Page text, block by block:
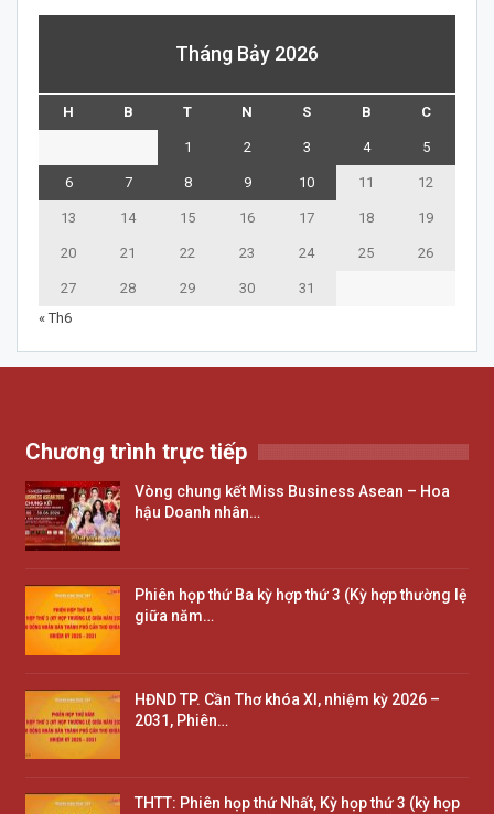
Tháng Bảy 2026
H B T N S B C
1 2 3 4 5
6 7 8 9 10 11 12
13 14 15 16 17 18 19
20 21 22 23 24 25 26
27 28 29 30
31
« Th6
Chương trình trực tiếp
Vòng chung kết Miss Business Asean – Hoa
hậu Doanh nhân…
Phiên họp thứ Ba kỳ hợp thứ 3 (Kỳ hợp thường lệ
giữa năm…
HĐND TP. Cần Thơ khóa XI, nhiệm kỳ 2026 –
2031, Phiên…
THTT: Phiên họp thứ Nhất, Kỳ họp thứ 3 (kỳ họp